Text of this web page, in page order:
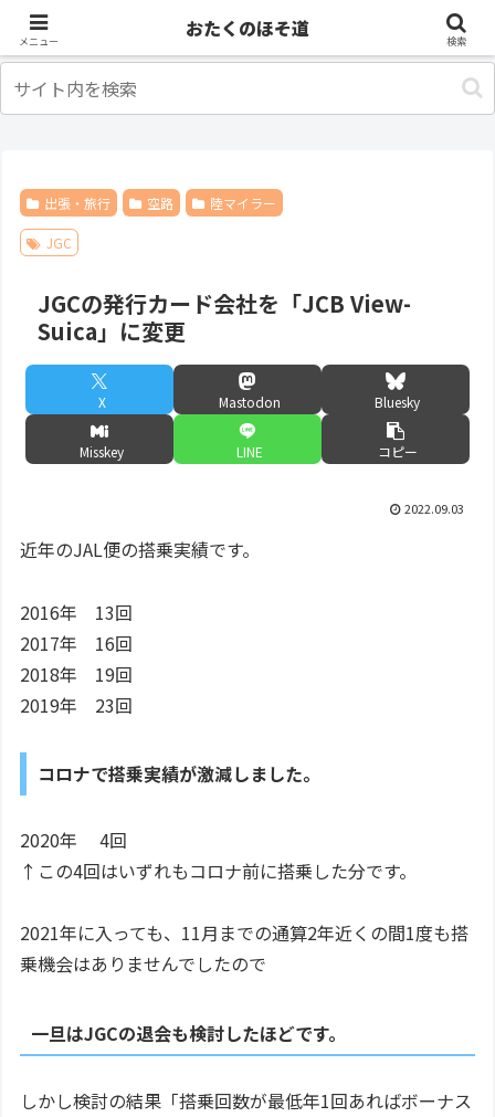
出張・旅行 空路 陸マイラー
JGC
JGCの発行カード会社を「JCB View-
Suica」に変更
X Mastodon Bluesky
Misskey LINE コピー
2022.09.03
近年のJAL便の搭乗実績です。
2016年 13回
2017年 16回
2018年 19回
2019年 23回
コロナで搭乗実績が激減しました。
2020年 4回
↑この4回はいずれもコロナ前に搭乗した分です。
2021年に入っても、11月までの通算2年近くの間1度も搭
乗機会はありませんでしたので
一旦はJGCの退会も検討したほどです。
しかし検討の結果「搭乗回数が最低年1回あればボーナス
メニュー
おたくのほそ道
検索